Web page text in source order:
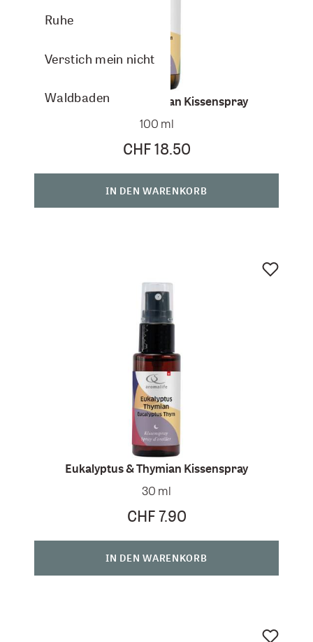
Ruhe
Verstich mein nicht
Waldbaden
Eukalyptus & Thymian Kissenspray
100 ml
CHF 18.50
IN DEN WARENKORB
Eukalyptus & Thymian Kissenspray
30 ml
CHF 7.90
IN DEN WARENKORB